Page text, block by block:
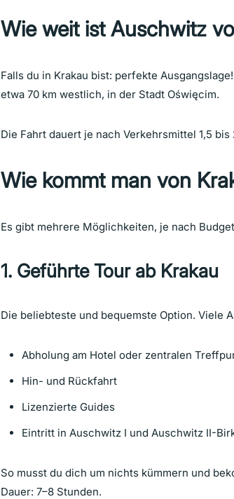
Wie weit ist Auschwitz
Falls du in Krakau bist: perfekte
etwa 70 km westlich, in der Stadt Oświęcim.
Die Fahrt dauert je nach Verkehrsmittel 1,5
Wie kommt man von
Es gibt mehrere Möglichkeiten, je nach
1. Geführte Tour ab Krakau
Die beliebteste und bequemste Option. Viele
Abholung am Hotel oder zentralen
Hin- und Rückfahrt
Lizenzierte Guides
Eintritt in Auschwitz I und Auschwitz II-
So musst du dich um nichts kümmern und
Dauer: 7–8 Stunden.